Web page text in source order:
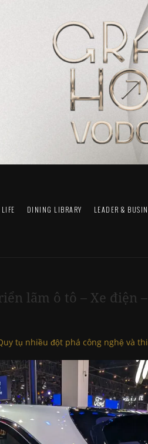
LIFE DINING LIBRARY LEADER &
lãm ô tô – Xe điện
tụ nhiều đột phá công nghệ và